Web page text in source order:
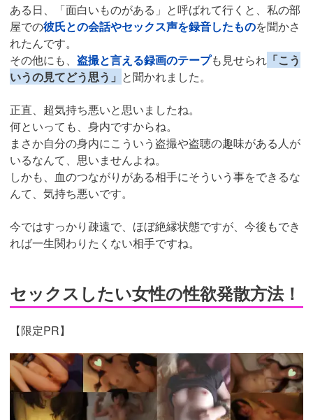
ある日、「面白いものがある」と呼ばれて行くと、私の部
屋での彼氏との会話やセックス声を録音したものを聞かさ
れたんです。
その他にも、 盗撮と言える録画のテープも見せられ 「こう
いうの見てどう思う」 と聞かれました。
正直、超気持ち悪いと思いましたね。
何といっても、身内ですからね。
まさか自分の身内にこういう盗撮や盗聴の趣味がある人が
いるなんて、思いませんよね。
しかも、血のつながりがある相手にそういう事をできるな
んて、気持ち悪いです。
今ではすっかり疎遠で、ほぼ絶縁状態ですが、今後もでき
れば一生関わりたくない相手ですね。
セックスしたい女性の性欲発散方法！
【限定PR】
https://pcmax.jp/lp/?
ad_id=rm307152